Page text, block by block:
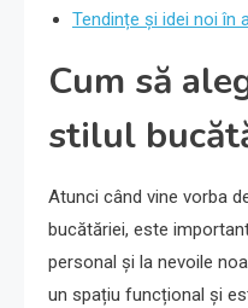
Tendințe și idei noi în
Cum să
stilul
Atunci când vine vorba
bucătăriei, este
personal și la nevoile
un spațiu funcțional și